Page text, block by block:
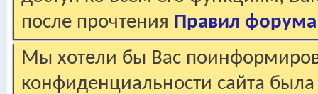
после прочтения Правил форума
Мы хотели бы Вас
конфиденциальности сайта